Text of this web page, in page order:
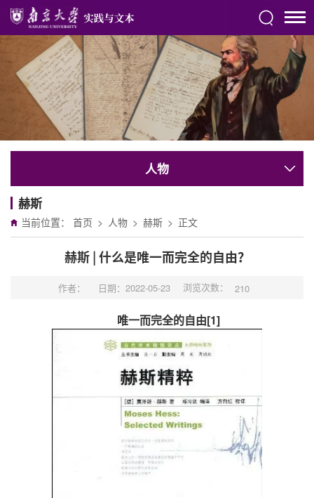
人物
赫斯
当前位置： 首页 > 人物 > 赫斯 > 正文
赫斯 | 什么是唯一而完全的自由？
作者： 日期：2022-05-23 浏览次数： 210
唯一而完全的自由[1]